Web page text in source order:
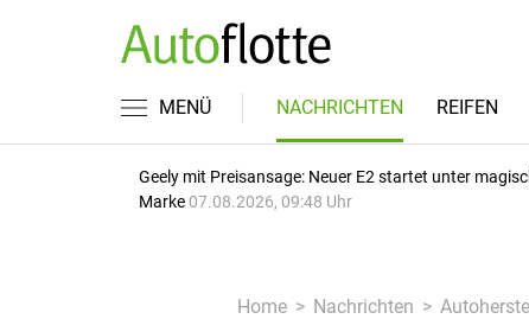
MENÜ NACHRICHTEN REIFEN
Geely mit Preisansage: Neuer E2 startet unter
Marke 07.08.2026, 09:48 Uhr
Home Nachrichten